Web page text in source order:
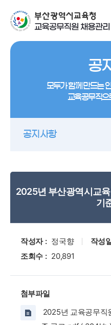
공
모두가 함께 만드는
교육공무직으
공지사항
2025년 부산광역시교
기
작성자 : 정국향 작성
조회수 : 20,891
첨부파일
2025년 교육공무직